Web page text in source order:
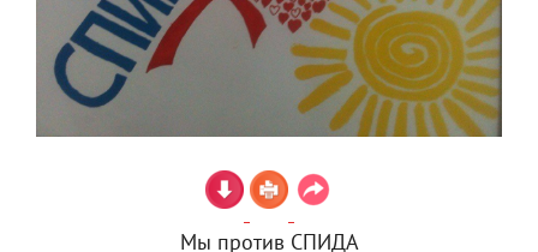
Мы против СПИДА